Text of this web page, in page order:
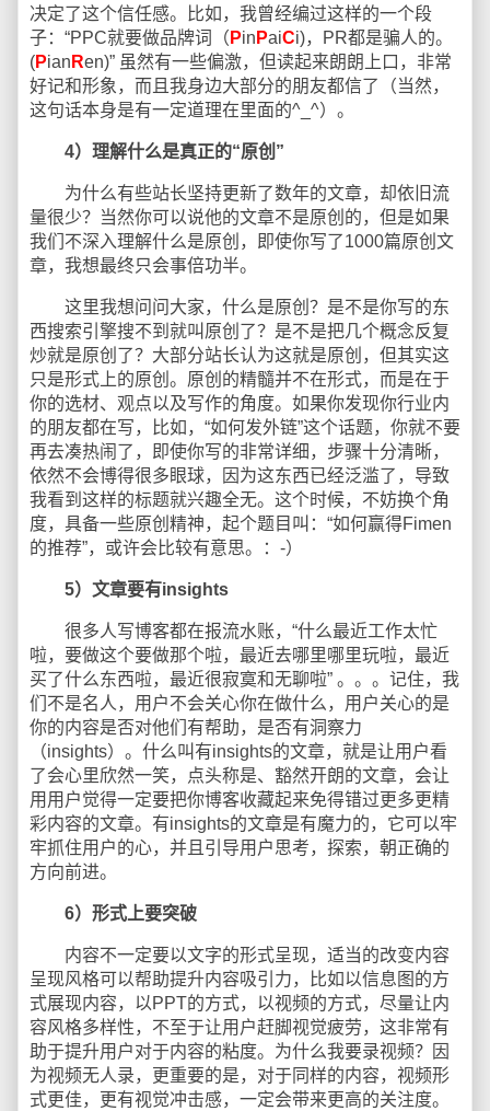
决定了这个信任感。比如，我曾经编过这样的一个段
子：“PPC就要做品牌词（ Pin PaiCi)，PR都是骗人的。
(Pian Ren)” 虽然有一些偏激，但读起来朗朗上口，非常
好记和形象，而且我身边大部分的朋友都信了（当然，
这句话本身是有一定道理在里面的^_^）。
4）理解什么是真正的“原创”
为什么有些站长坚持更新了数年的文章，却依旧流
量很少？当然你可以说他的文章不是原创的，但是如果
我们不深入理解什么是原创，即使你写了1000篇原创文
章，我想最终只会事倍功半。
这里我想问问大家，什么是原创？是不是你写的东
西搜索引擎搜不到就叫原创了？是不是把几个概念反复
炒就是原创了？大部分站长认为这就是原创，但其实这
只是形式上的原创。原创的精髓并不在形式，而是在于
你的选材、观点以及写作的角度。如果你发现你行业内
的朋友都在写，比如，“如何发外链”这个话题，你就不要
再去凑热闹了，即使你写的非常详细，步骤十分清晰，
依然不会博得很多眼球，因为这东西已经泛滥了，导致
我看到这样的标题就兴趣全无。这个时候，不妨换个角
度，具备一些原创精神，起个题目叫：“如何赢得Fimen
的推荐”，或许会比较有意思。：-）
5）文章要有insights
很多人写博客都在报流水账，“什么最近工作太忙
啦，要做这个要做那个啦，最近去哪里哪里玩啦，最近
买了什么东西啦，最近很寂寞和无聊啦” 。。。记住，我
们不是名人，用户不会关心你在做什么，用户关心的是
你的内容是否对他们有帮助，是否有洞察力
（insights）。什么叫有insights的文章，就是让用户看
了会心里欣然一笑，点头称是、豁然开朗的文章，会让
用用户觉得一定要把你博客收藏起来免得错过更多更精
彩内容的文章。有insights的文章是有魔力的，它可以牢
牢抓住用户的心，并且引导用户思考，探索，朝正确的
方向前进。
6）形式上要突破
内容不一定要以文字的形式呈现，适当的改变内容
呈现风格可以帮助提升内容吸引力，比如以信息图的方
式展现内容，以PPT的方式，以视频的方式，尽量让内
容风格多样性，不至于让用户赶脚视觉疲劳，这非常有
助于提升用户对于内容的粘度。为什么我要录视频？因
为视频无人录，更重要的是，对于同样的内容，视频形
式更佳，更有视觉冲击感，一定会带来更高的关注度。